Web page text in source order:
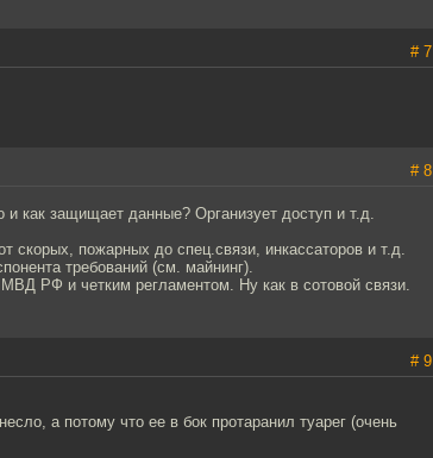
# 7
# 8
как защищает данные? Организует доступ и т.д.
скорых, пожарных до спец.связи, инкассаторов и т.д.
требований (см. майнинг).
РФ и четким регламентом. Ну как в сотовой связи.
# 9
а потому что ее в бок протаранил туарег (очень